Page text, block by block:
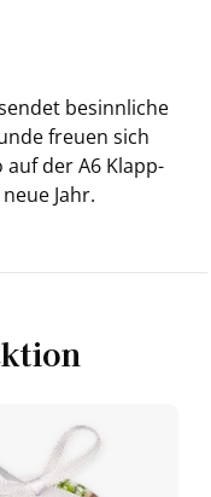
be­sinn­li­che
freu­en sich
auf der A6 Klapp­
Jahr.